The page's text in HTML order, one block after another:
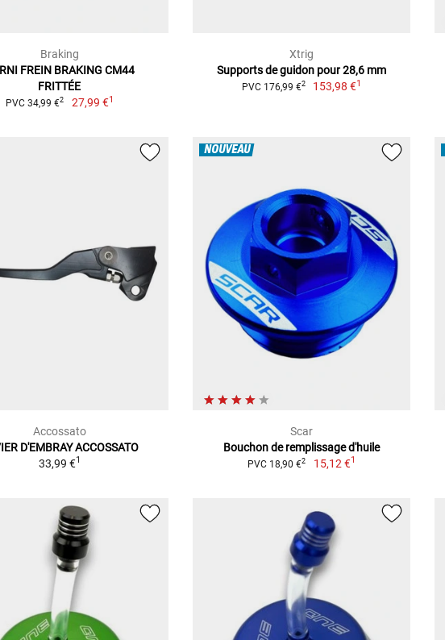
Braking
FREIN BRAKING CM44
FRITTÉE
PVC 34,99 €2 27,99 €1
Xtrig
Supports de guidon pour 28,6 mm
PVC 176,99 €2 153,98 €1
Accossato
D'EMBRAY ACCOSSATO
33,99 €1
NOUVEAU
Scar
Bouchon de remplissage d'huile
PVC 18,90 €2 15,12 €1